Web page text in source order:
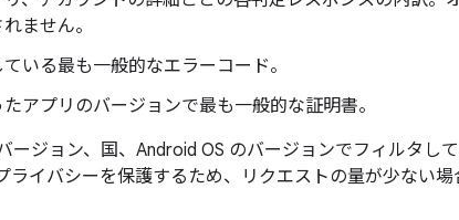
ません。
いる最も一般的なエラーコード。
アプリのバージョンで最も一般的な証明書。
ージョン、国、Android OS のバージョンでフィルタし
ライバシーを保護するため、リクエストの量が少ない場